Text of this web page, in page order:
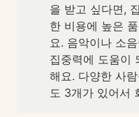
을 받고 싶다면,
한 비용에 높은
요. 음악이나 소
집중력에 도움이
해요. 다양한 사
도 3개가 있어서